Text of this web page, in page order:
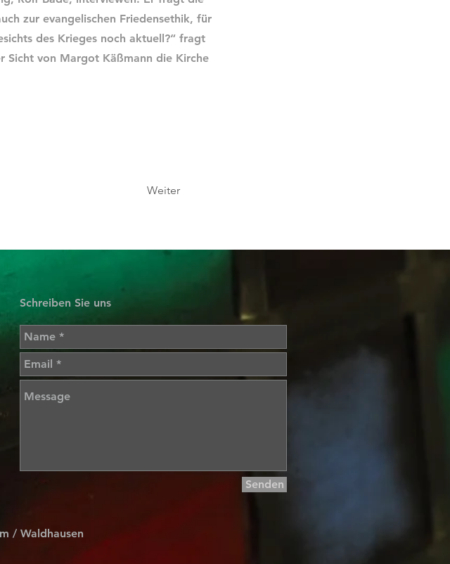
zur evangelischen Friedensethik, für
des Krieges noch aktuell?“ fragt
Sicht von Margot Käßmann die Kirche
Weiter
Schreiben Sie uns
Senden
/ Waldhausen